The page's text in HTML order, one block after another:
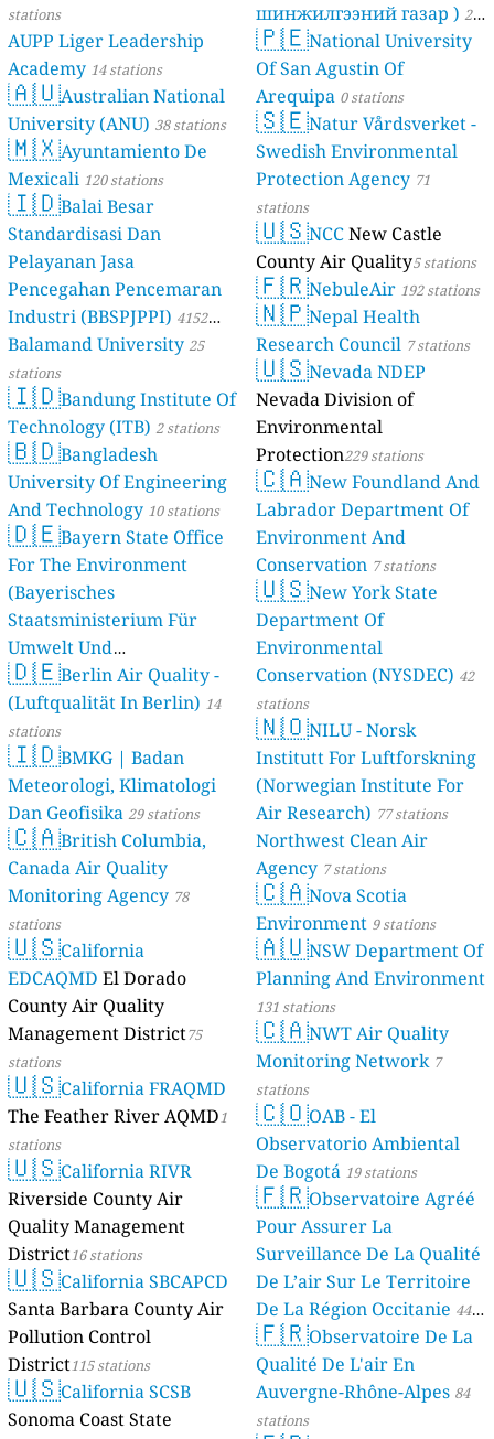
stations
AUPP Liger Leadership
Academy 14 stations
🇦🇺Australian National
University (ANU) 38 stations
🇲🇽Ayuntamiento De
Mexicali 120 stations
🇮🇩Balai Besar
Standardisasi Dan
Pelayanan Jasa
Pencegahan Pencemaran
Industri (BBSPJPPI) 4152
stations
Balamand University25
stations
🇮🇩Bandung Institute Of
Technology (ITB) 2 stations
🇧🇩Bangladesh
University Of Engineering
And Technology 10 stations
🇩🇪Bayern State Office
For The Environment
(Bayerisches
Staatsministerium Für
Umwelt Und
Verbraucherschutz) - LfU
46 stations
🇩🇪Berlin Air Quality -
(Luftqualität In Berlin) 14
stations
🇮🇩BMKG | Badan
Meteorologi, Klimatologi
Dan Geofisika 29 stations
🇨🇦British Columbia,
Canada Air Quality
Monitoring Agency 78
stations
🇺🇸California
EDCAQMD El Dorado
County Air Quality
Management District75
stations
🇺🇸California FRAQMD
The Feather River AQMD1
stations
🇺🇸California RIVR
Riverside County Air
Quality Management
District16 stations
🇺🇸California SBCAPCD
Santa Barbara County Air
Pollution Control
District115 stations
🇺🇸California SCSB
Sonoma Coast State
шинжилгээний газар ) 21
stations
🇵🇪National University
Of San Agustin Of
Arequipa 0 stations
🇸🇪Natur Vårdsverket -
Swedish Environmental
Protection Agency 71
stations
🇺🇸NCCNew Castle
County Air Quality5 stations
🇫🇷NebuleAir 192 stations
🇳🇵Nepal Health
Research Council 7 stations
🇺🇸Nevada NDEP
Nevada Division of
Environmental
Protection229 stations
🇨🇦New Foundland And
Labrador Department Of
Environment And
Conservation 7 stations
🇺🇸New York State
Department Of
Environmental
Conservation (NYSDEC) 42
stations
🇳🇴NILU - Norsk
Institutt For Luftforskning
(Norwegian Institute For
Air Research) 77 stations
Northwest Clean Air
Agency 7 stations
🇨🇦Nova Scotia
Environment 9 stations
🇦🇺NSW Department Of
Planning And Environment
131 stations
🇨🇦NWT Air Quality
Monitoring Network 7
stations
🇨🇴OAB - El
Observatorio Ambiental
De Bogotá 19 stations
🇫🇷Observatoire Agréé
Pour Assurer La
Surveillance De La Qualité
De L’air Sur Le Territoire
De La Région Occitanie 44
stations
🇫🇷Observatoire De La
Qualité De L'air En
Auvergne-Rhône-Alpes 84
stations